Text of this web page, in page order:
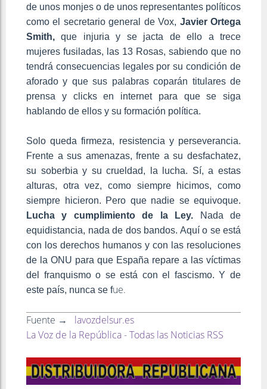
de unos monjes o de unos representantes políticos
como el secretario general de Vox, Javier Ortega
Smith, que injuria y se jacta de ello a trece
mujeres fusiladas, las 13 Rosas, sabiendo que no
tendrá consecuencias legales por su condición de
aforado y que sus palabras coparán titulares de
prensa y clicks en internet para que se siga
hablando de ellos y su formación política.
Solo queda firmeza, resistencia y perseverancia.
Frente a sus amenazas, frente a su desfachatez,
su soberbia y su crueldad, la lucha. Sí, a estas
alturas, otra vez, como siempre hicimos, como
siempre hicieron. Pero que nadie se equivoque.
Lucha y cumplimiento de la Ley. Nada de
equidistancia, nada de dos bandos. Aquí o se está
con los derechos humanos y con las resoluciones
de la ONU para que España repare a las víctimas
del franquismo o se está con el fascismo. Y de
este país, nunca se fue.
Fuente → lavozdelsur.es
La Voz de la República - Todas las Noticias RSS